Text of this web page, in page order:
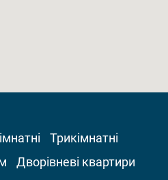
Трикімнатні
Дворівневі квартири